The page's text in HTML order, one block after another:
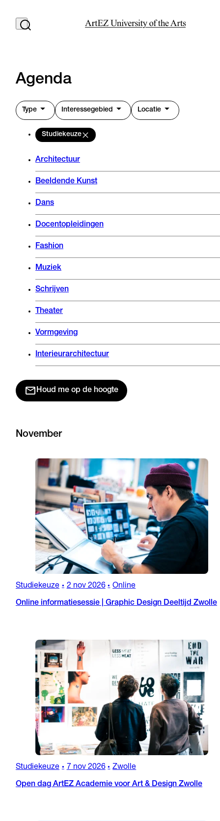
Agenda
Type Interessegebied Locatie
Studiekeuze
Architectuur
Beeldende Kunst
Dans
Docentopleidingen
Fashion
Muziek
Schrijven
Theater
Vormgeving
Interieurarchitectuur
Houd me op de hoogte
November
Studiekeuze • 2 nov 2026 • Online
Online informatiesessie | Graphic Design Deeltijd Zwolle
Studiekeuze • 7 nov 2026 • Zwolle
Open dag ArtEZ Academie voor Art & Design Zwolle